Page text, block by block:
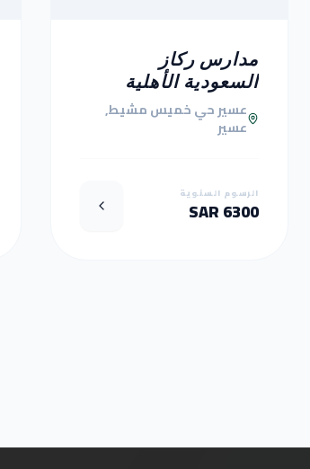
مدارس ركاز
السعودية الأهلية
عسير حي خميس مشيط,
عسير
الرسوم السنوية
6300 SAR